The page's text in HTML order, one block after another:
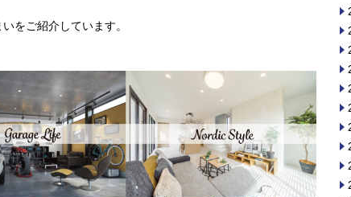
をご紹介しています。